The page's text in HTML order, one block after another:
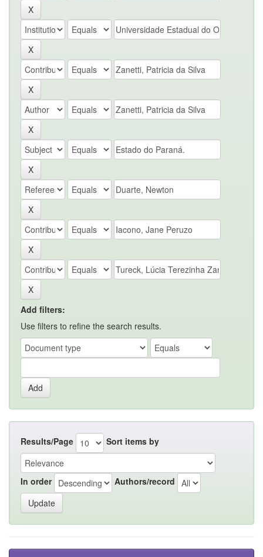
Add filters:
Use filters to refine the search results.
Results/Page Sort items by
In order Authors/record